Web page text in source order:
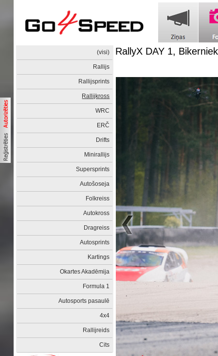
(visi)
Rallijs
Rallijsprints
Rallijkross
WRC
ERČ
Drifts
Minirallijs
Supersprints
Autošoseja
Folkreiss
Autokross
Dragreiss
Autosprints
Kartings
Okartes Akadēmija
Formula 1
Autosports pasaulē
4x4
Rallijreids
Cits
RallyX DAY 1,